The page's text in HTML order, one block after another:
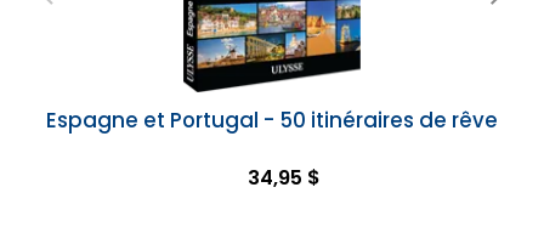
Espagne et Portugal - 50 itinéraires de rêve
34,95 $